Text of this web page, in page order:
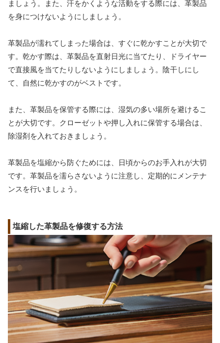
ましょう。また、汗をかくような活動をする際には、革製品
を身につけないようにしましょう。
革製品が濡れてしまった場合は、すぐに乾かすことが大切で
す。乾かす際は、革製品を直射日光に当てたり、ドライヤー
で直接風を当てたりしないようにしましょう。陰干しにし
て、自然に乾かすのがベストです。
また、革製品を保管する際には、湿気の多い場所を避けるこ
とが大切です。クローゼットや押し入れに保管する場合は、
除湿剤を入れておきましょう。
革製品を塩縮から防ぐためには、日頃からのお手入れが大切
です。革製品を濡らさないように注意し、定期的にメンテナ
ンスを行いましょう。
塩縮した革製品を修復する方法